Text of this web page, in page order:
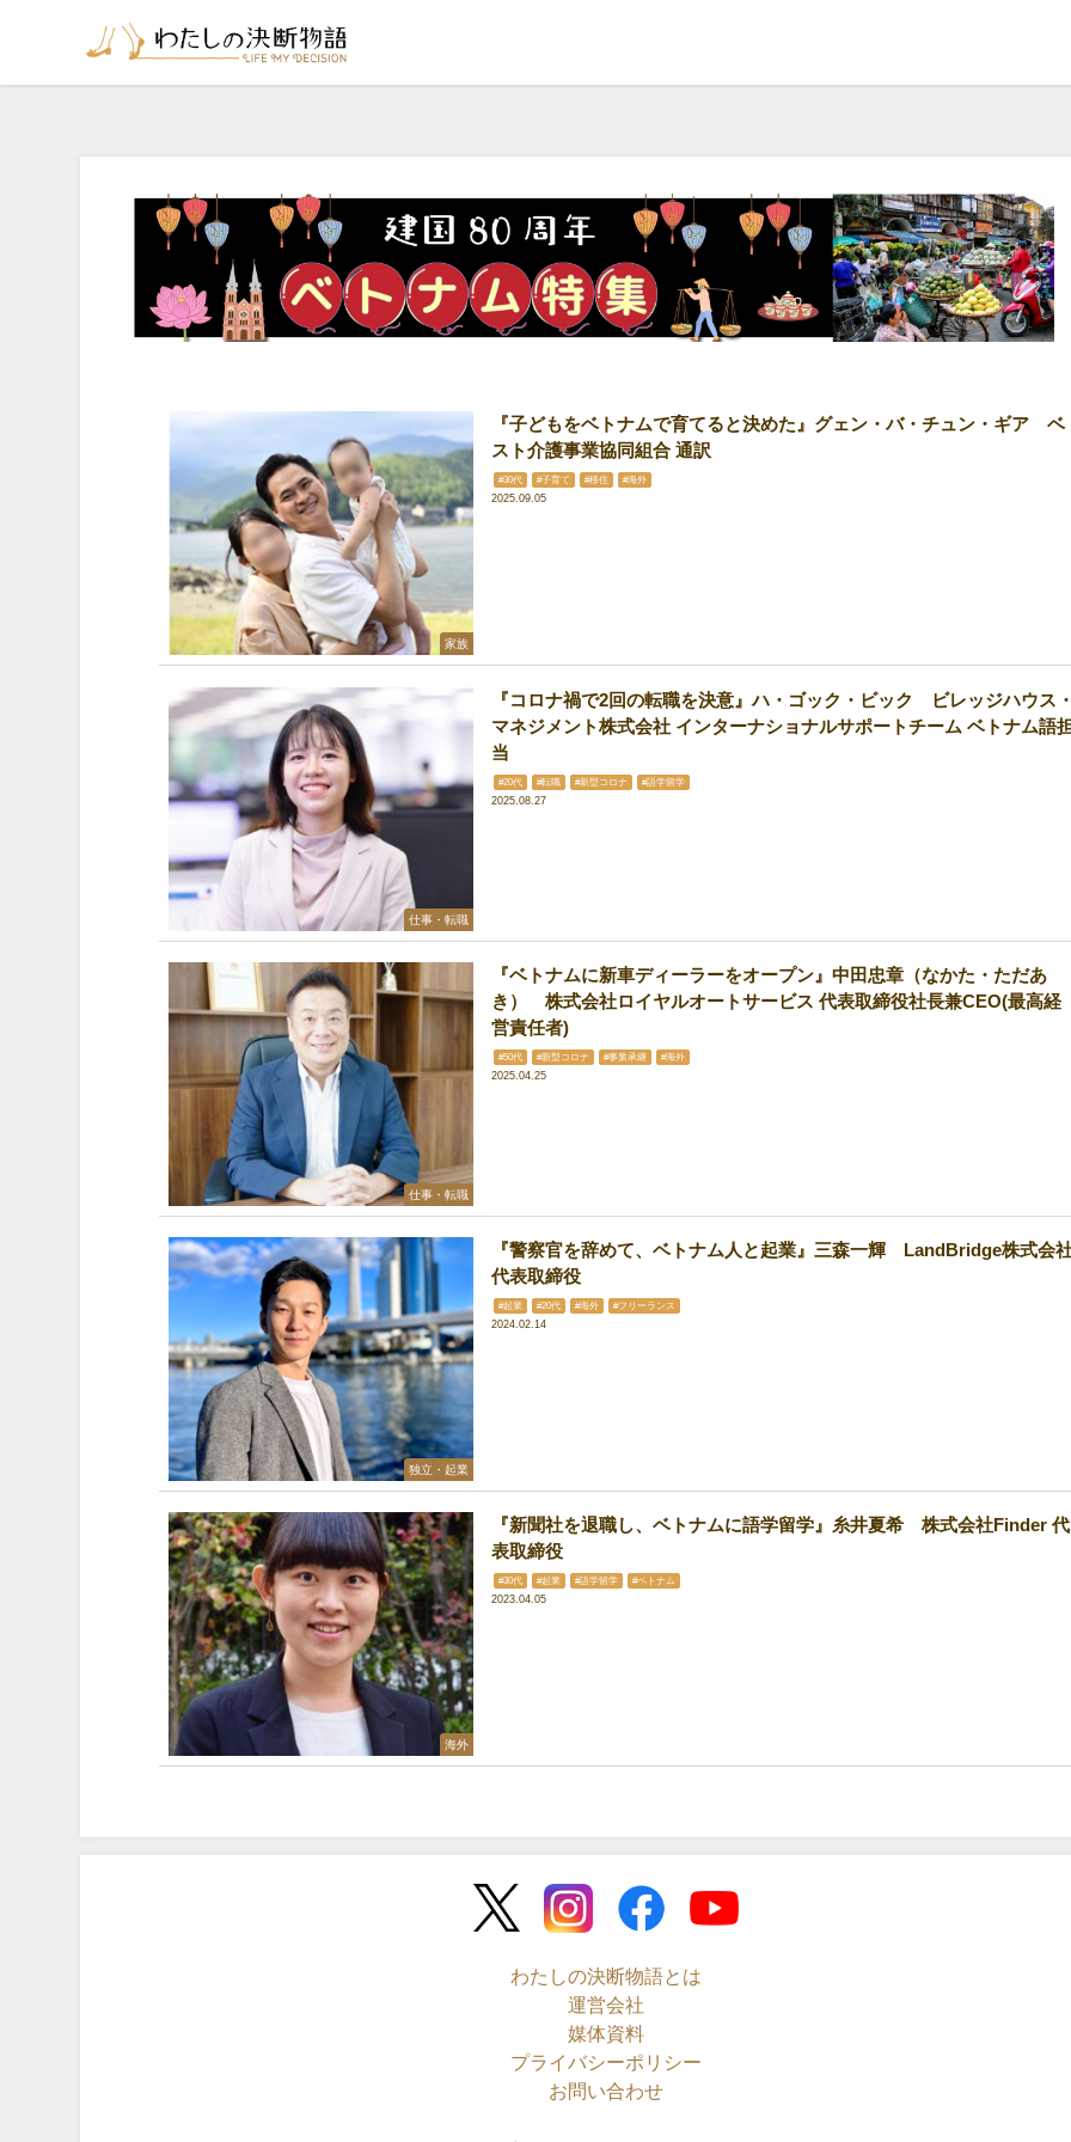
家族
『子どもをベトナムで育てると決めた』グェン・バ・チュン・ギア ベ
スト介護事業協同組合 通訳
#30代 #子育て #移住 #海外
2025.09.05
仕事・転職
『コロナ禍で2回の転職を決意』ハ・ゴック・ビック ビレッジハウス
マネジメント株式会社 インターナショナルサポートチーム ベトナム語
当
#20代 #転職 #新型コロナ #語学留学
2025.08.27
仕事・転職
『ベトナムに新車ディーラーをオープン』中田忠章（なかた・ただあ
き） 株式会社ロイヤルオートサービス 代表取締役社長兼CEO(最高経
営責任者)
#50代 #新型コロナ #事業承継 #海外
2025.04.25
独立・起業
『警察官を辞めて、ベトナム人と起業』三森一輝 LandBridge株式会
代表取締役
#起業 #20代 #海外 #フリーランス
2024.02.14
海外
『新聞社を退職し、ベトナムに語学留学』糸井夏希 株式会社Finder 代
表取締役
#30代 #起業 #語学留学 #ベトナム
2023.04.05
わたしの決断物語とは
運営会社
媒体資料
プライバシーポリシー
お問い合わせ